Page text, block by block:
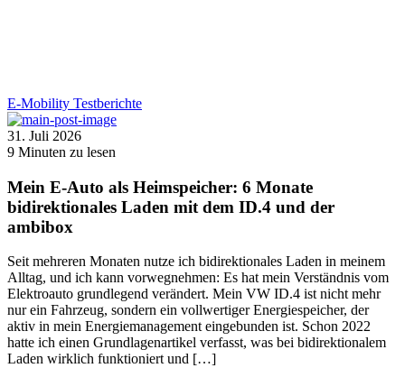
E-Mobility Testberichte
31. Juli 2026
9 Minuten zu lesen
Mein E-Auto als Heimspeicher: 6 Monate
bidirektionales Laden mit dem ID.4 und der
ambibox
Seit mehreren Monaten nutze ich bidirektionales Laden in meinem
Alltag, und ich kann vorwegnehmen: Es hat mein Verständnis vom
Elektroauto grundlegend verändert. Mein VW ID.4 ist nicht mehr
nur ein Fahrzeug, sondern ein vollwertiger Energiespeicher, der
aktiv in mein Energiemanagement eingebunden ist. Schon 2022
hatte ich einen Grundlagenartikel verfasst, was bei bidirektionalem
Laden wirklich funktioniert und […]